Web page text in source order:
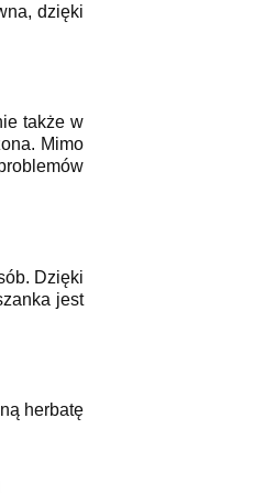
dzięki
także w
Mimo
Dzięki
jest
herbatę